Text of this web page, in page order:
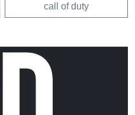
call of duty